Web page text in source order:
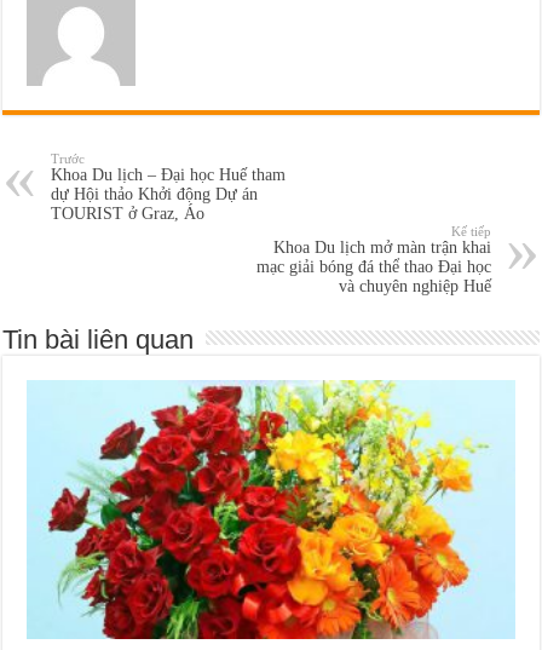
Trước
Khoa Du lịch – Đại học Huế tham
dự Hội thảo Khởi động Dự án
TOURIST ở Graz, Áo
Kế tiếp
Khoa Du lịch mở màn trận khai
mạc giải bóng đá thể thao Đại học
và chuyên nghiệp Huế
Tin bài liên quan